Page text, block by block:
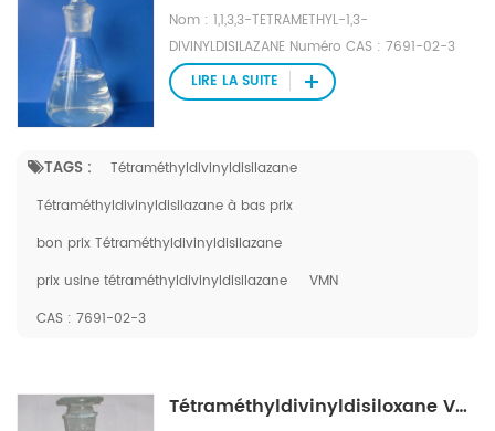
Nom : 1,1,3,3-TETRAMETHYL-1,3-
DIVINYLDISILAZANE Numéro CAS : 7691-02-3
Formule moléculaire : C8H19NSi2 Poids
moléculaire : 185,41 Numéro EINECS : 231-701-1
TAGS :
Tétraméthyldivinyldisilazane
Tétraméthyldivinyldisilazane à bas prix
bon prix Tétraméthyldivinyldisilazane
prix usine tétraméthyldivinyldisilazane
VMN
CAS : 7691-02-3
LIRE LA SUITE
Tétraméthyldivinyldisiloxane VMM CAS :2627-95-4